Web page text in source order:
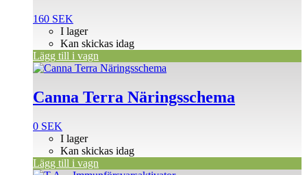
160 SEK
I lager
Kan skickas idag
Lägg till i vagn
Canna Terra Näringsschema
0 SEK
I lager
Kan skickas idag
Lägg till i vagn